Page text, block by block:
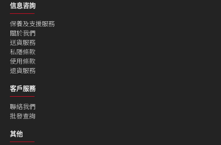
信息咨詢
保養及支援服務
關於我們
送貨服務
私隱條款
使用條款
退貨服務
客戶服務
聯絡我們
批發查詢
其他